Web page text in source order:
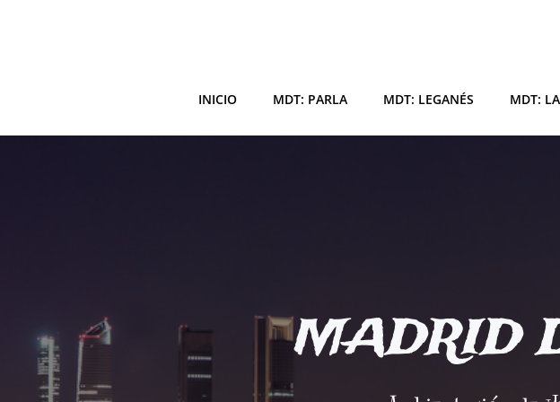
INICIO MDT: PARLA MDT: LEGANÉS MDT:
MADRID